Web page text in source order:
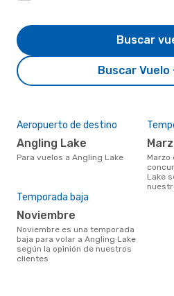
Buscar Vuelo
Buscar
Aeropuerto de destino
Angling Lake
Para vuelos a Angling Lake
marzo es una época muy
Lake
Temporada baja
noviembre
noviembre es una temporada
baja para volar a Angling Lake
según la opinión de nuestros
clientes